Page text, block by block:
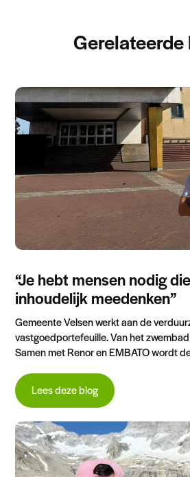
Gerelateerde
“Je hebt mensen nodig
inhoudelijk meedenken”
Gemeente Velsen werkt aan de
vastgoedportefeuille. Van het
Samen met Renor en EMBATO wordt
Lees deze blog